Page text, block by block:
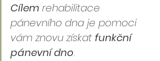
Cílem rehabilitace
pánevního dna je pomoci
vám znovu získat funkční
pánevní dno.